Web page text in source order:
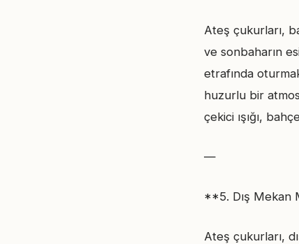
Ateş çukurları,
ve sonbaharın
etrafında
huzurlu bir
çekici ışığı,
—
**5. Dış Mekan
Ateş çukurları,